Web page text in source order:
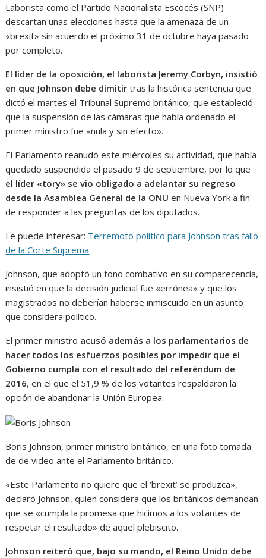
Laborista como el Partido Nacionalista Escocés (SNP)
descartan unas elecciones hasta que la amenaza de un
«brexit» sin acuerdo el próximo 31 de octubre haya pasado
por completo.
El líder de la oposición, el laborista Jeremy Corbyn, insistió
en que Johnson debe dimitir tras la histórica sentencia que
dictó el martes el Tribunal Supremo británico, que estableció
que la suspensión de las cámaras que había ordenado el
primer ministro fue «nula y sin efecto».
El Parlamento reanudó este miércoles su actividad, que había
quedado suspendida el pasado 9 de septiembre, por lo que
el líder «tory» se vio obligado a adelantar su regreso
desde la Asamblea General de la ONU en Nueva York a fin
de responder a las preguntas de los diputados.
Le puede interesar: Terremoto político para Johnson tras fallo
de la Corte Suprema
Johnson, que adoptó un tono combativo en su comparecencia,
insistió en que la decisión judicial fue «errónea» y que los
magistrados no deberían haberse inmiscuido en un asunto
que considera político.
El primer ministro acusó además a los parlamentarios de
hacer todos los esfuerzos posibles por impedir que el
Gobierno cumpla con el resultado del referéndum de
2016, en el que el 51,9 % de los votantes respaldaron la
opción de abandonar la Unión Europea.
Boris Johnson, primer ministro británico, en una foto tomada
de de video ante el Parlamento británico.
«Este Parlamento no quiere que el ‘brexit’ se produzca»,
declaró Johnson, quien considera que los británicos demandan
que se «cumpla la promesa que hicimos a los votantes de
respetar el resultado» de aquel plebiscito.
Johnson reiteró que, bajo su mando, el Reino Unido debe